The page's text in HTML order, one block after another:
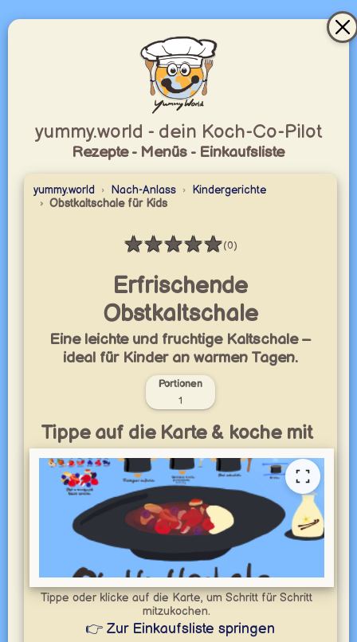
yummy.world - dein Koch-Co-Pilot
Rezepte - Menüs - Einkaufsliste
yummy.world Nach-Anlass
Kindergerichte
Obstkaltschale für Kids
★★★★★
Bewertung: 0 / 5
(0)
Erfrischende
Obstkaltschale
Eine leichte und fruchtige Kaltschale –
ideal für Kinder an warmen Tagen.
Portionen
1
Tippe auf die Karte & koche mit
Tippe oder klicke auf die Karte, um Schritt für Schritt
mitzukochen.
👉 Zur Einkaufsliste springen